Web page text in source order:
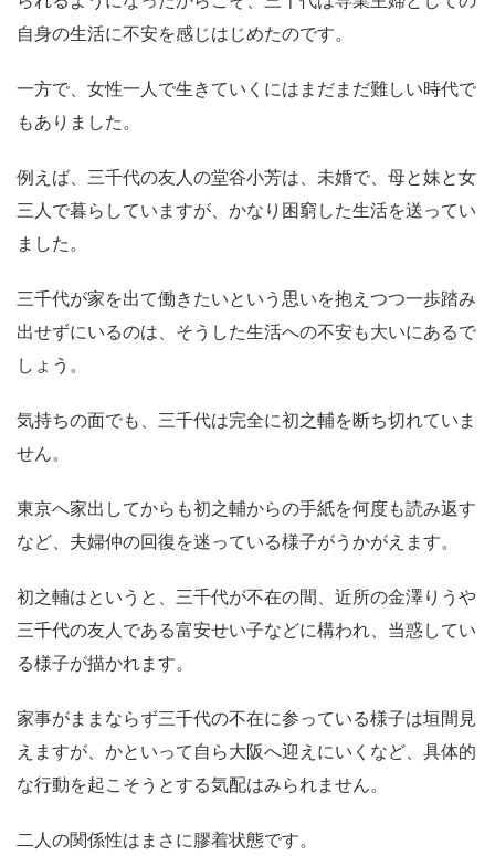
自身の生活に不安を感じはじめたのです。
一方で、女性一人で生きていくにはまだまだ難しい時代で
もありました。
例えば、三千代の友人の堂谷小芳は、未婚で、母と妹と女
三人で暮らしていますが、かなり困窮した生活を送ってい
ました。
三千代が家を出て働きたいという思いを抱えつつ一歩踏み
出せずにいるのは、そうした生活への不安も大いにあるで
しょう。
気持ちの面でも、三千代は完全に初之輔を断ち切れていま
せん。
東京へ家出してからも初之輔からの手紙を何度も読み返す
など、夫婦仲の回復を迷っている様子がうかがえます。
初之輔はというと、三千代が不在の間、近所の金澤りうや
三千代の友人である富安せい子などに構われ、当惑してい
る様子が描かれます。
家事がままならず三千代の不在に参っている様子は垣間見
えますが、かといって自ら大阪へ迎えにいくなど、具体的
な行動を起こそうとする気配はみられません。
二人の関係性はまさに膠着状態です。